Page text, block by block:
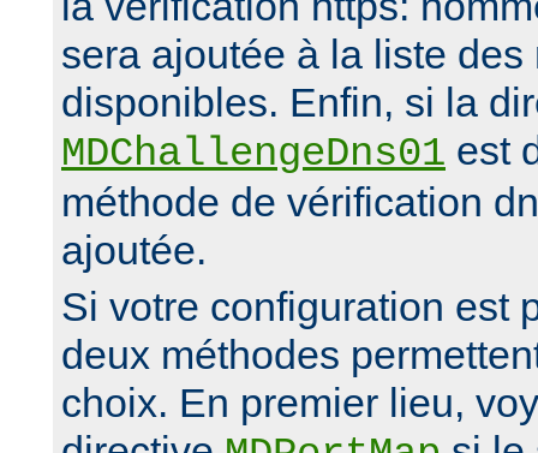
sera ajoutée à la liste des
disponibles. Enfin, si la
MDChallengeDns01 est
méthode de vérification
ajoutée.
Si votre configuration est
deux méthodes
choix. En premier lieu,